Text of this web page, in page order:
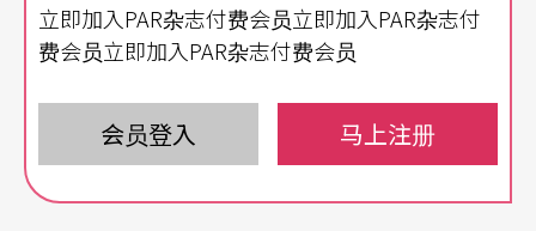
今年参加的众多团体中，有四加一个来自亚洲的团
当地舞团，分别在不同节目中出现。拉芳舞团以
《单人房双人床》中许芳宜的独舞片段再次掳获观
立即加入PAR杂志付费会员立即加入PAR杂志付
费会员立即加入PAR杂志付费会员
会员登入 马上注册